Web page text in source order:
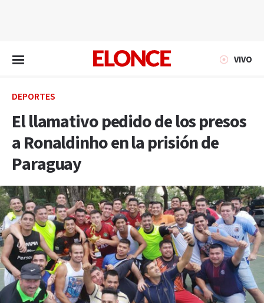
VIVO
DEPORTES
El llamativo pedido de los presos
a Ronaldinho en la prisión de
Paraguay